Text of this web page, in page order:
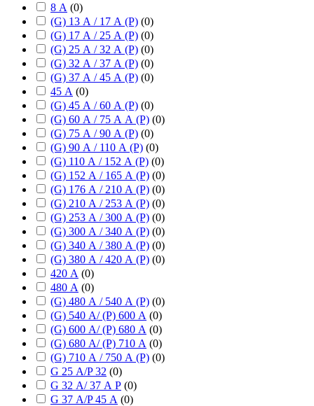
8 А (0)
(G) 13 А / 17 А (P) (0)
(G) 17 А / 25 А (P) (0)
(G) 25 А / 32 А (P) (0)
(G) 32 А / 37 А (P) (0)
(G) 37 А / 45 А (P) (0)
45 А (0)
(G) 45 А / 60 А (P) (0)
(G) 60 А / 75 А А (P) (0)
(G) 75 А / 90 А (P) (0)
(G) 90 А / 110 А (P) (0)
(G) 110 А / 152 А (P) (0)
(G) 152 А / 165 А (P) (0)
(G) 176 А / 210 А (P) (0)
(G) 210 А / 253 А (P) (0)
(G) 253 А / 300 А (P) (0)
(G) 300 А / 340 А (P) (0)
(G) 340 А / 380 А (P) (0)
(G) 380 А / 420 А (P) (0)
420 А (0)
480 А (0)
(G) 480 А / 540 А (P) (0)
(G) 540 А/ (P) 600 А (0)
(G) 600 А/ (P) 680 А (0)
(G) 680 А/ (P) 710 А (0)
(G) 710 А / 750 А (P) (0)
G 25 А/P 32 (0)
G 32 А/ 37 А P (0)
G 37 А/P 45 А (0)